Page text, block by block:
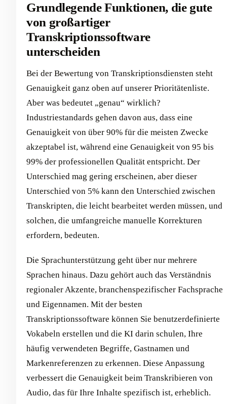
Grundlegende Funktionen, die gute
von großartiger
Transkriptionssoftware
unterscheiden
Bei der Bewertung von Transkriptionsdiensten steht
Genauigkeit ganz oben auf unserer Prioritätenliste.
Aber was bedeutet „genau“ wirklich?
Industriestandards gehen davon aus, dass eine
Genauigkeit von über 90% für die meisten Zwecke
akzeptabel ist, während eine Genauigkeit von 95 bis
99% der professionellen Qualität entspricht. Der
Unterschied mag gering erscheinen, aber dieser
Unterschied von 5% kann den Unterschied zwischen
Transkripten, die leicht bearbeitet werden müssen, und
solchen, die umfangreiche manuelle Korrekturen
erfordern, bedeuten.
Die Sprachunterstützung geht über nur mehrere
Sprachen hinaus. Dazu gehört auch das Verständnis
regionaler Akzente, branchenspezifischer Fachsprache
und Eigennamen. Mit der besten
Transkriptionssoftware können Sie benutzerdefinierte
Vokabeln erstellen und die KI darin schulen, Ihre
häufig verwendeten Begriffe, Gastnamen und
Markenreferenzen zu erkennen. Diese Anpassung
verbessert die Genauigkeit beim Transkribieren von
Audio, das für Ihre Inhalte spezifisch ist, erheblich.